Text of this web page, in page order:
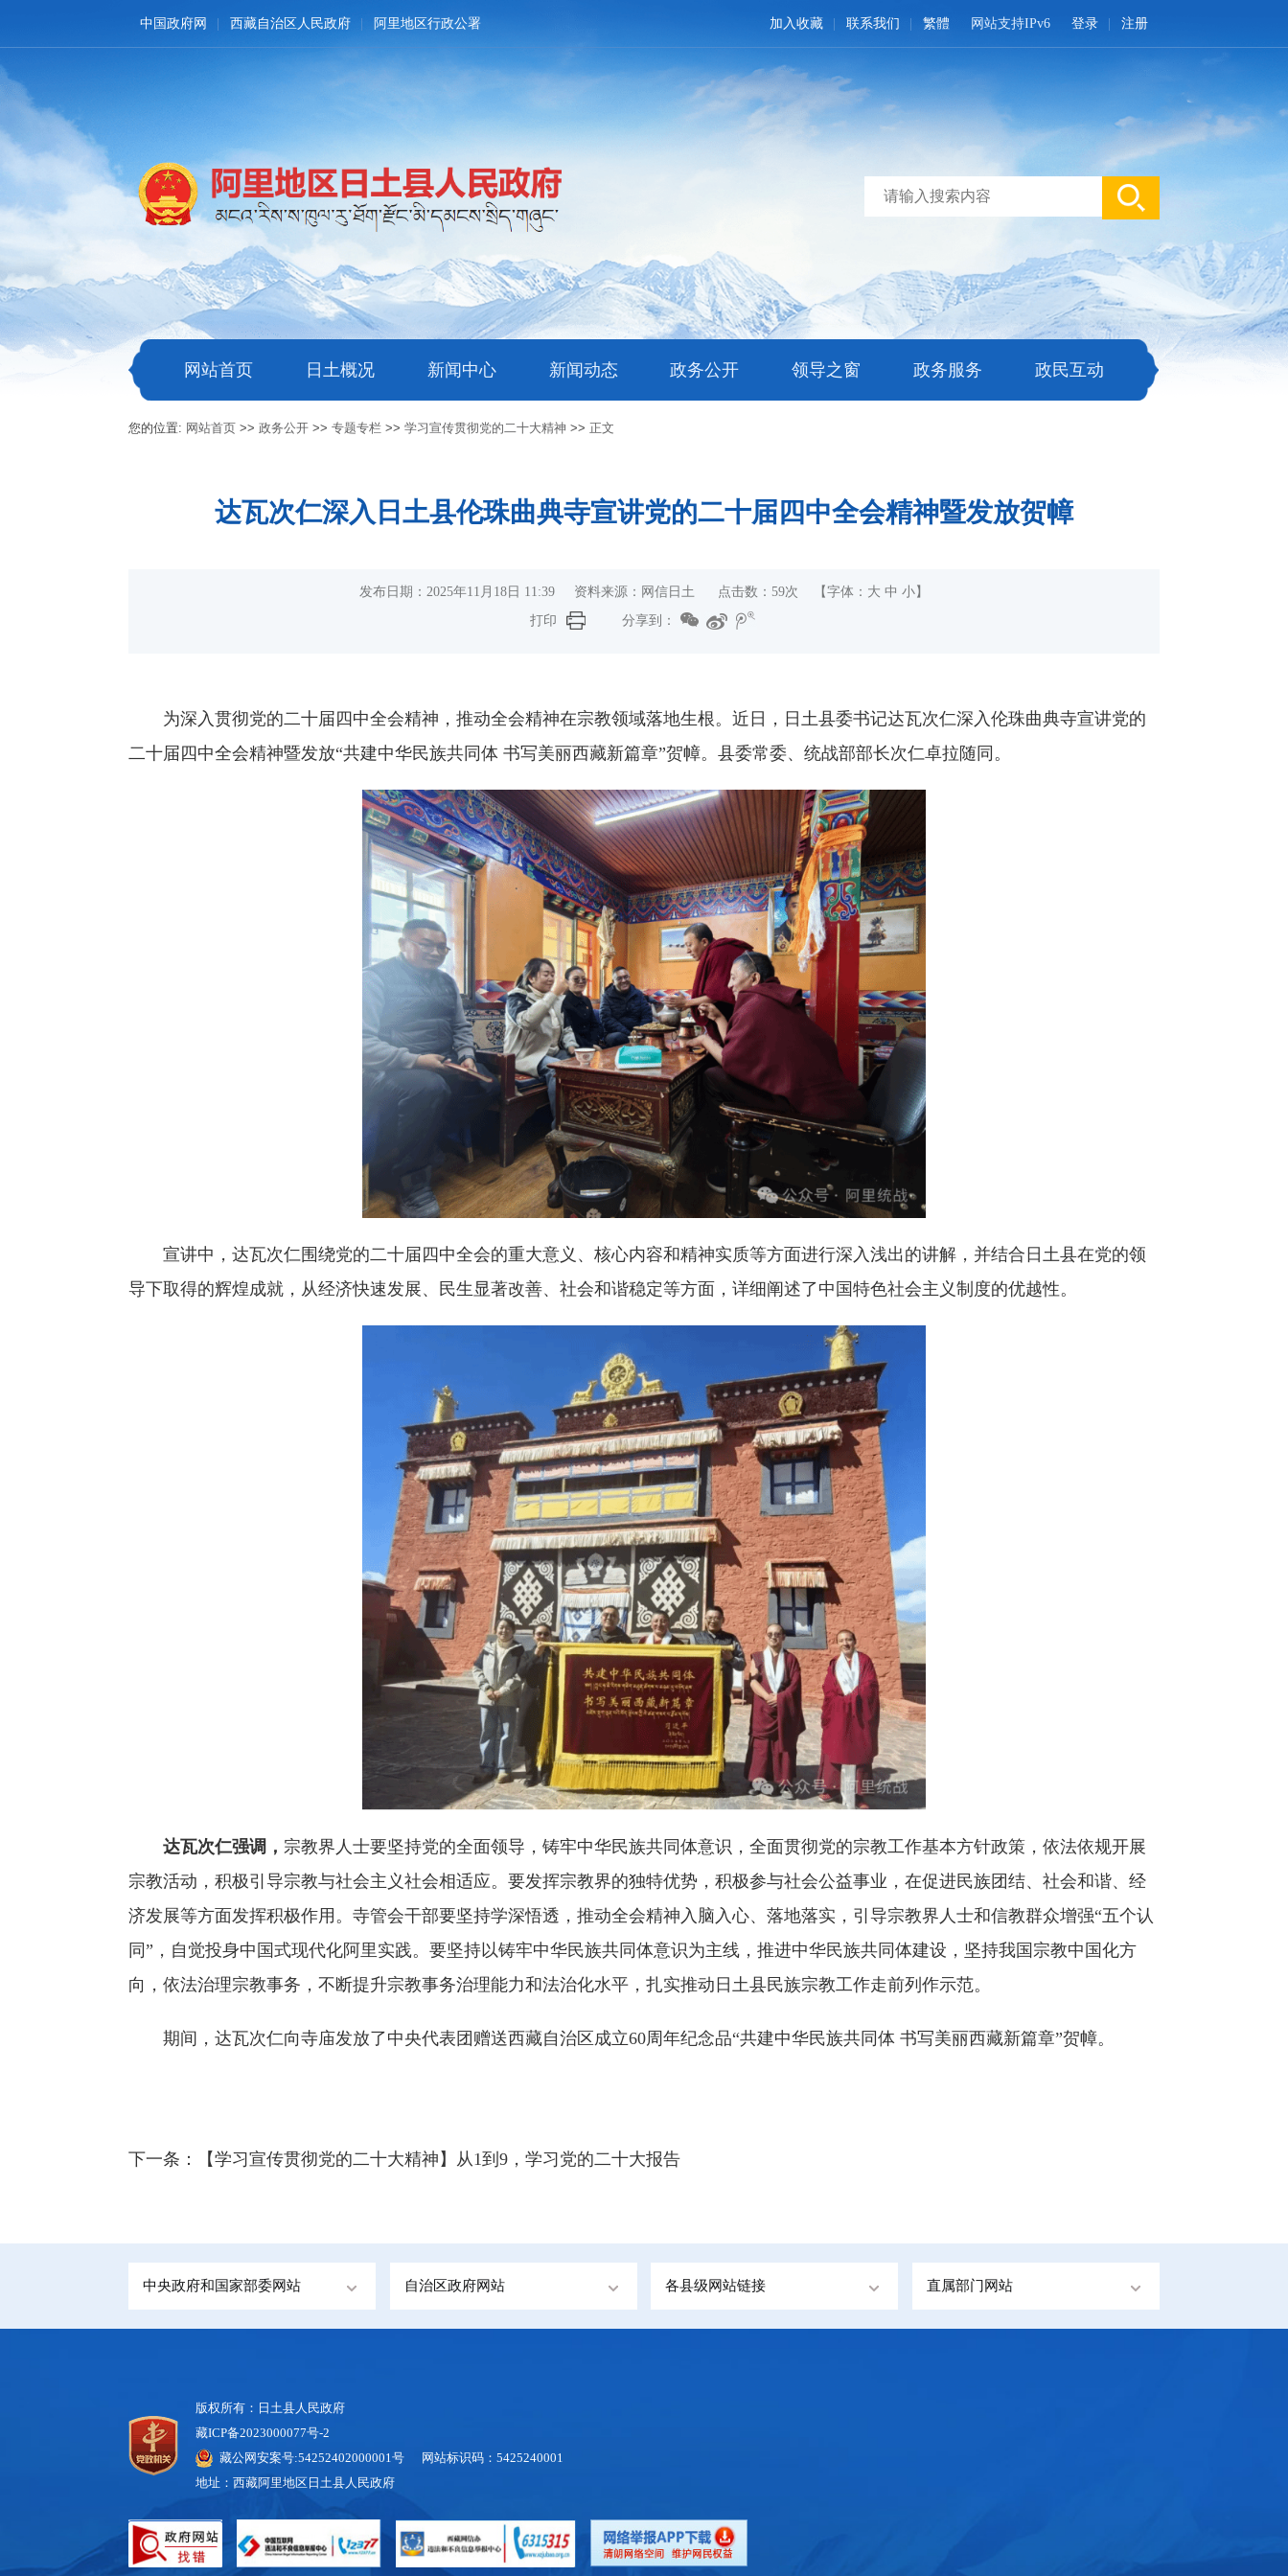
中国政府网 西藏自治区人民政府 阿里地区行政公署 登录 注册
网站支持IPv6
加入收藏 联系我们 繁體
网站首页 日土概况 新闻中心 新闻动态 政务公开 领导之窗 政务服务 政民互动
您的位置: 网站首页 >>政务公开 >>专题专栏 >>学习宣传贯彻党的二十大精神 >>正文
达瓦次仁深入日土县伦珠曲典寺宣讲党的二十届四中全会精神暨发放贺幛
发布日期：2025年11月18日 11:39 资料来源：网信日土 点击数： 59次 【字体： 大 中 小 】
打印
分享到：
为深入贯彻党的二十届四中全会精神，推动全会精神在宗教领域落地生根。近日，日土县委书记达瓦次仁深入伦珠曲典寺宣讲党的
二十届四中全会精神暨发放“共建中华民族共同体 书写美丽西藏新篇章”贺幛。县委常委、统战部部长次仁卓拉随同。
宣讲中，达瓦次仁围绕党的二十届四中全会的重大意义、核心内容和精神实质等方面进行深入浅出的讲解，并结合日土县在党的领
导下取得的辉煌成就，从经济快速发展、民生显著改善、社会和谐稳定等方面，详细阐述了中国特色社会主义制度的优越性。
达瓦次仁强调， 宗教界人士要坚持党的全面领导，铸牢中华民族共同体意识，全面贯彻党的宗教工作基本方针政策，依法依规开展
宗教活动，积极引导宗教与社会主义社会相适应。要发挥宗教界的独特优势，积极参与社会公益事业，在促进民族团结、社会和谐、经
济发展等方面发挥积极作用。寺管会干部要坚持学深悟透，推动全会精神入脑入心、落地落实，引导宗教界人士和信教群众增强“五个认
同”，自觉投身中国式现代化阿里实践。要坚持以铸牢中华民族共同体意识为主线，推进中华民族共同体建设，坚持我国宗教中国化方
向，依法治理宗教事务，不断提升宗教事务治理能力和法治化水平，扎实推动日土县民族宗教工作走前列作示范。
期间，达瓦次仁向寺庙发放了中央代表团赠送西藏自治区成立60周年纪念品“共建中华民族共同体 书写美丽西藏新篇章”贺幛。
下一条： 【学习宣传贯彻党的二十大精神】从1到9，学习党的二十大报告
中央政府和国家部委网站 自治区政府网站 各县级网站链接 直属部门网站
版权所有：日土县人民政府
藏ICP备2023000077号-2
藏公网安案号:54252402000001号 网站标识码：5425240001
地址：西藏阿里地区日土县人民政府